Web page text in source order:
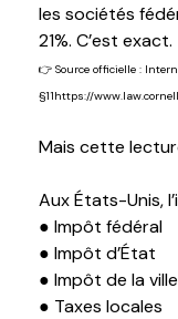
les sociétés
21%. C’est exact.
👉 Source officielle :
§11https://
Mais cette
AuxÉtats-Unis,
● Impôt fédéral
● Impôt d’État
● Impôt de la ville
● Taxes locales